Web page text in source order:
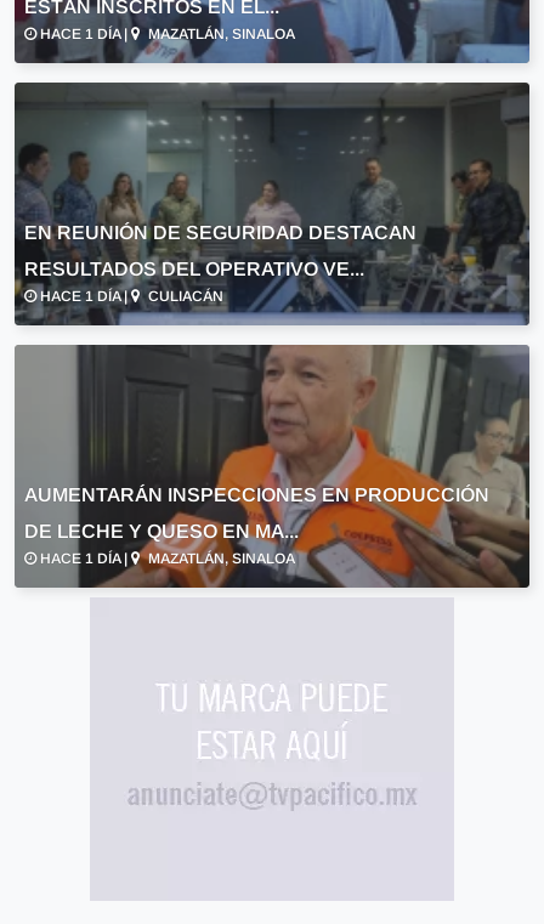
ESTÁN INSCRITOS EN EL...
HACE 1 DÍA | MAZATLÁN, SINALOA
EN REUNIÓN DE SEGURIDAD DESTACAN
RESULTADOS DEL OPERATIVO VE...
HACE 1 DÍA | CULIACÁN
AUMENTARÁN INSPECCIONES EN PRODUCCIÓN
DE LECHE Y QUESO EN MA...
HACE 1 DÍA | MAZATLÁN, SINALOA